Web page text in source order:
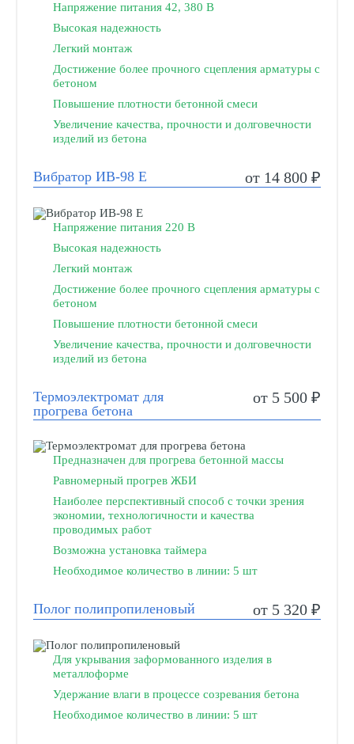
Напряжение питания 42, 380 В
Высокая надежность
Легкий монтаж
Достижение более прочного сцепления арматуры с
бетоном
Повышение плотности бетонной смеси
Увеличение качества, прочности и долговечности
изделий из бетона
Вибратор ИВ-98 Е от 14 800 ₽
Напряжение питания 220 В
Высокая надежность
Легкий монтаж
Достижение более прочного сцепления арматуры с
бетоном
Повышение плотности бетонной смеси
Увеличение качества, прочности и долговечности
изделий из бетона
Термоэлектромат для
прогрева бетона
от 5 500 ₽
Предназначен для прогрева бетонной массы
Равномерный прогрев ЖБИ
Наиболее перспективный способ с точки зрения
экономии, технологичности и качества
проводимых работ
Возможна установка таймера
Необходимое количество в линии: 5 шт
Полог полипропиленовый от 5 320 ₽
Для укрывания заформованного изделия в
металлоформе
Удержание влаги в процессе созревания бетона
Необходимое количество в линии: 5 шт